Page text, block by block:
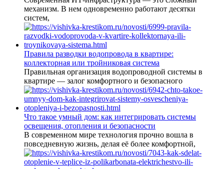
механизм. В нем одновременно работают десятки
систем,
Правила разводки водопровода в квартире:
коллекторная или тройниковая система
Правильная организация водопроводной системы в
квартире — залог комфортного и безопасного
Что такое умный дом: как интегрировать системы
освещения, отопления и безопасности
В современном мире технология прочно вошла в
повседневную жизнь, делая её более комфортной,